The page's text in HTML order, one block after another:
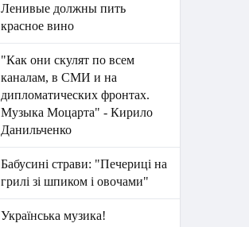
Ленивые должны пить
красное вино
"Как они скулят по всем
каналам, в СМИ и на
дипломатических фронтах.
Музыка Моцарта" - Кирило
Данильченко
Бабусині страви: "Печериці на
грилі зі шпиком і овочами"
Українська музика!